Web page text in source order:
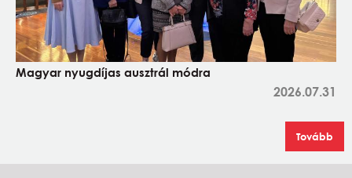
Magyar nyugdíjas ausztrál módra
2026.07.31
Tovább